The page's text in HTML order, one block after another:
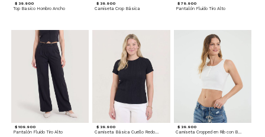
$ 39.900
Top Basico Hombro Ancho
$ 39.900
Camiseta Crop Básica
$ 79.900
Pantalón Fluido Tiro Alto
$ 109.900
Pantalón Fluido Tiro Alto
$ 39.900
Camiseta Básica Cuello Redondo
$ 39.900